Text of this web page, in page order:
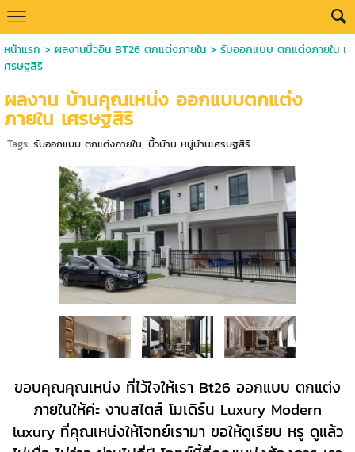
หน้าแรก > ผลงานบิ้วอิน BT26 ตกแต่งภายใน> รับออกแบบ ตกแต่งภายใน เ
ศรษฐสิริ
ผลงาน บ้านคุณเหน่ง ออกแบบตกแต่ง
ภายใน เศรษฐสิริ
Tags: รับออกแบบ ตกแต่งภายใน, บิ้วบ้าน หมู่บ้านเศรษฐสิริ
ขอบคุณคุณเหน่ง ที่ไว้ใจให้เรา Bt26 ออกแบบ ตกแต่ง
ภายในให้ค่ะ งานสไตส์ โมเดิร์น Luxury Modern
luxury ที่คุณเหน่งให้โจทย์เรามา ขอให้ดูเรียบ หรู ดูแล้ว